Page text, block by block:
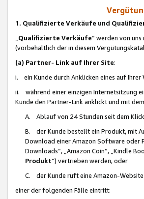
1. Qualifizierte Verkäufe und
Qualifizierte Verkäufe“ werden von
(vorbehaltlich der in diesem
(a) Partner- Link auf Ihrer Site:
i. ein Kunde durch Anklicken eines auf
ii. während einer einzigen Internetsitzung
Kunde den Partner-Link anklickt und mit
A. Ablauf von 24 Stunden seit dem
B. der Kunde bestellt ein Produkt, mit
Download einer Amazon Software oder
Downloads“, „Amazon Coin“, „Kindle
Produkt“) vertrieben werden, oder
C. der Kunde ruft eine Amazon-Website
einer der folgenden Fälle eintritt: